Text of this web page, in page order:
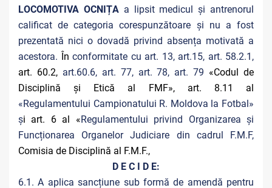
LOCOMOTIVA OCNIȚAa lipsit medicul și antrenorul
calificat de categoria corespunzătoare și nu a fost
prezentată nici o dovadă privind absența motivată a
acestora. În conformitate cu art. 13, art.15, art. 58.2.1,
art. 60.2, art.60.6, art. 77, art. 78, art. 79 «Codul de
Disciplină și Etică al FMF», art. 8.11 al
«Regulamentului Campionatului R. Moldova la Fotbal»
și art. 6 al «Regulamentului privind Organizarea și
Funcționarea Organelor Judiciare din cadrul F.M.F,
Comisia de Disciplină al F.M.F.,
D E C I D E:
6.1. A aplica sancțiune sub formă de amendă pentru